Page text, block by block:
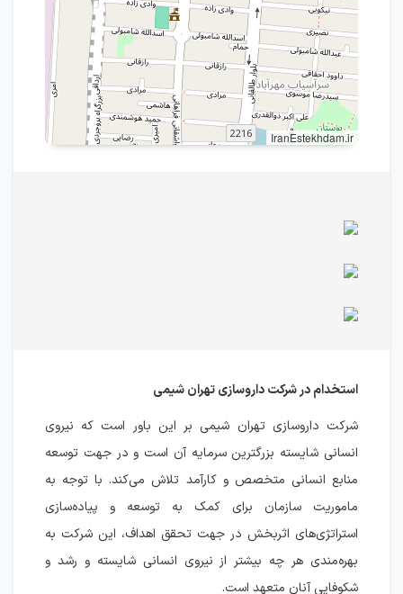
IranEstekhdam.ir
استخدام در شرکت داروسازی تهران شیمی
شرکت داروسازی تهران شیمی بر این باور است که نیروی
انسانی شایسته بزرگترین سرمایه آن است و در جهت توسعه
منابع انسانی متخصص و کارآمد تلاش می‌کند. با توجه به
ماموریت سازمان برای کمک به توسعه و پیاده‌سازی
استراتژی‌های اثربخش در جهت تحقق اهداف، این شرکت به
بهره‌مندی هر چه بیشتر از نیروی انسانی شایسته و رشد و
شکوفایی آنان متعهد است.